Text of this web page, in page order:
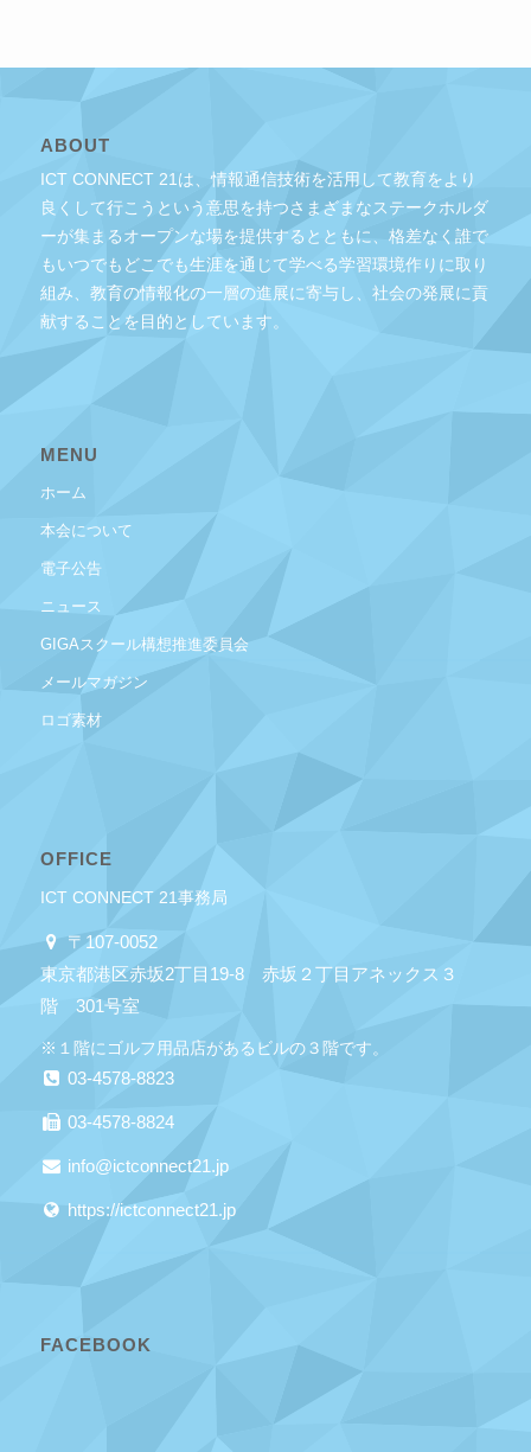
ABOUT
ICT CONNECT 21は、情報通信技術を活用して教育をより
良くして行こうという意思を持つさまざまなステークホルダ
ーが集まるオープンな場を提供するとともに、格差なく誰で
もいつでもどこでも生涯を通じて学べる学習環境作りに取り
組み、教育の情報化の一層の進展に寄与し、社会の発展に貢
献することを目的としています。
MENU
ホーム
本会について
電子公告
ニュース
GIGAスクール構想推進委員会
メールマガジン
ロゴ素材
OFFICE
ICT CONNECT 21事務局
〒107-0052
東京都港区赤坂2丁目19-8 赤坂２丁目アネックス３
階 301号室
※１階にゴルフ用品店があるビルの３階です。
03-4578-8823
03-4578-8824
info@ictconnect21.jp
https://ictconnect21.jp
FACEBOOK